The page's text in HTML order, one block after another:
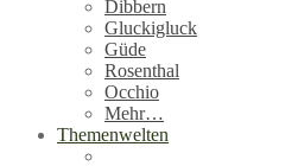
Dibbern
Gluckigluck
Güde
Rosenthal
Occhio
Mehr…
Themenwelten